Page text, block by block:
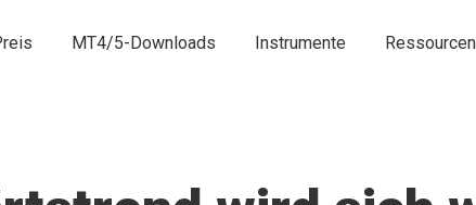
MT4/5-Downloads Instrumente Ressourcen